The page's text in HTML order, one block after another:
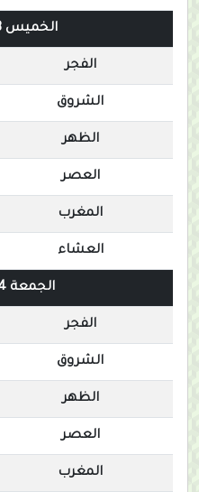
الخميس 13-08-2026
الفجر
الشروق
الظهر
العصر
المغرب
العشاء
الجمعة 14-08-2026
الفجر
الشروق
الظهر
العصر
المغرب